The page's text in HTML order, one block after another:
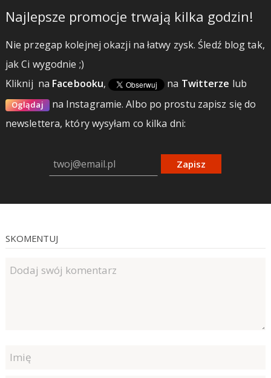
Najlepsze promocje trwają kilka godzin!
Nie przegap kolejnej okazji na łatwy zysk. Śledź blog tak,
jak Ci wygodnie ;)
Kliknij na Facebooku, na Twitterze lub
Oglądaj na Instagramie.Albo po prostu zapisz się do
newslettera, który wysyłam co kilka dni:
Zapisz
SKOMENTUJ